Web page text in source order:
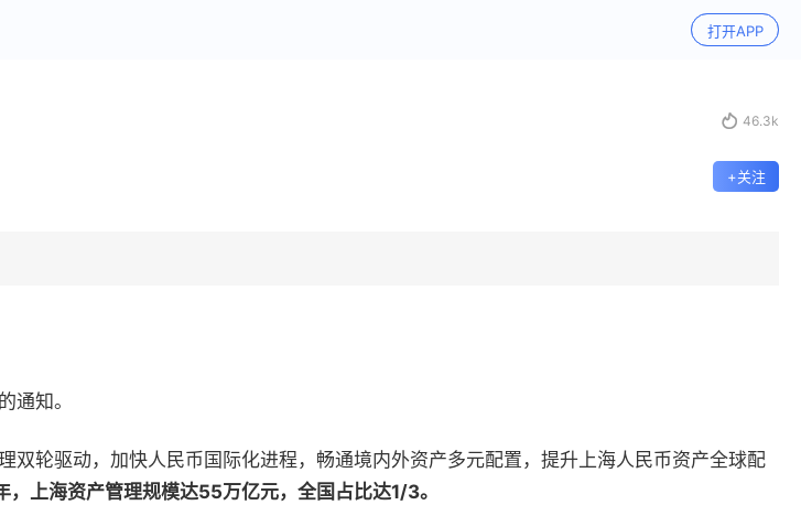
打开APP
 46.3k
+关注
通知。
轮驱动，加快人民币国际化进程，畅通境内外资产多元配置，提升上海人民币资产全球配
上海资产管理规模达55万亿元，全国占比达1/3。